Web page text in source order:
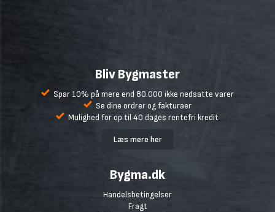
Bliv Bygmaster
Spar 10% på mere end 80.000 ikke nedsatte varer
Se dine ordrer og fakturaer
Mulighed for op til 40 dages rentefri kredit
Læs mere her
Bygma.dk
Handelsbetingelser
Fragt